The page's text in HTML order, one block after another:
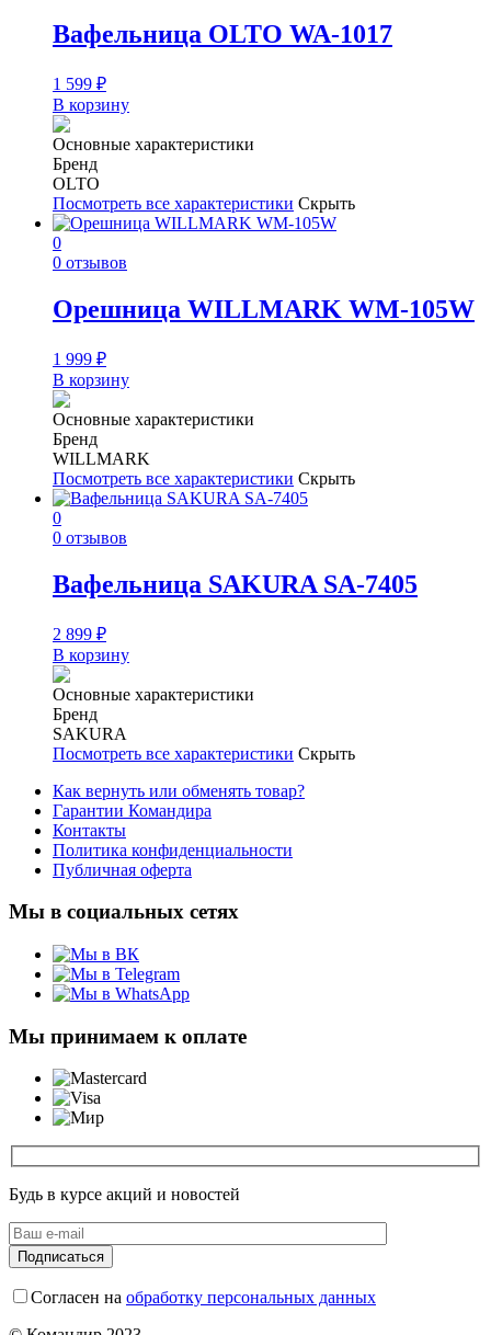
Вафельница OLTO WA-1017
1 599 ₽
В корзину
Основные характеристики
Бренд
OLTO
Посмотреть все характеристики Скрыть
0
0 отзывов
Орешница WILLMARK WM-105W
1 999 ₽
В корзину
Основные характеристики
Бренд
WILLMARK
Посмотреть все характеристики Скрыть
0
0 отзывов
Вафельница SAKURA SA-7405
2 899 ₽
В корзину
Основные характеристики
Бренд
SAKURA
Посмотреть все характеристики Скрыть
Как вернуть или обменять товар?
Гарантии Командира
Контакты
Политика конфиденциальности
Публичная оферта
Мы в социальных сетях
Мы принимаем к оплате
Будь в курсе акций и новостей
Согласен на обработку персональных данных